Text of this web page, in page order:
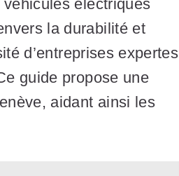
électriques
la durabilité et
d’entreprises expertes
guide propose une
aidant ainsi les